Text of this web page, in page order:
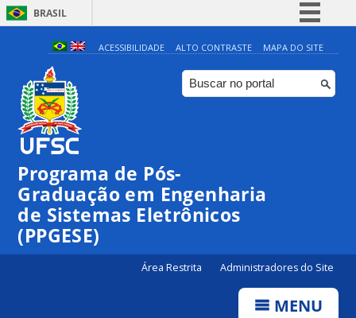
BRASIL
Simplifique!
Comunica BR
Participe
ACESSIBILIDADE ALTO CONTRASTE MAPA DO SITE
Programa de Pós-
Graduação em Engenharia
de Sistemas Eletrônicos
(PPGESE)
Área Restrita Administradores do Site
MENU